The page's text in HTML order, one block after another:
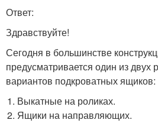
Ответ:
Здравствуйте!
Сегодня в большинстве
предусматривается один из двух
вариантов подкроватных ящиков:
Выкатные на роликах.
Ящики на направляющих.